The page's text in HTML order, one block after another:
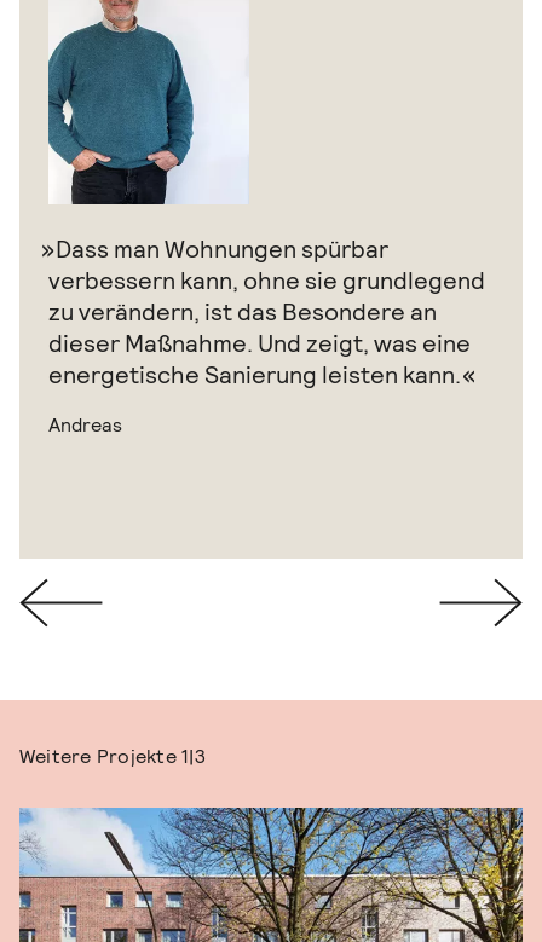
Dass man Wohnungen spürbar
verbessern kann, ohne sie grundlegend
zu verändern, ist das Besondere an
dieser Maßnahme. Und zeigt, was eine
energetische Sanierung leisten kann.
Andreas
Weitere Projekte1|3